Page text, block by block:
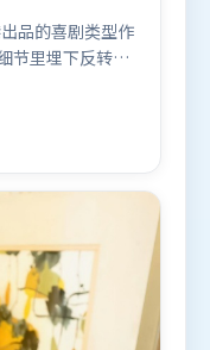
品的喜剧类型作
节里埋下反转，
重新组合，既
，雷佳音、汤
片于2022年5